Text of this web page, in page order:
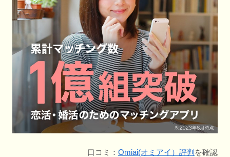
口コミ： Omiai(オミアイ）評判 を確認